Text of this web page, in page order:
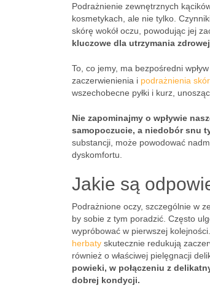
Podrażnienie zewnętrznych
kosmetykach, ale nie tylko.
skórę wokół oczu, powodując jej
kluczowe dla utrzymania
To, co jemy, ma bezpośredni
zaczerwienienia i podrażnienia
wszechobecne pyłki i kurz,
Nie zapominajmy o wpływie
samopoczucie, a niedobór snu
substancji, może powodować
dyskomfortu.
Jakie są
Podrażnione oczy, szczególnie w
by sobie z tym poradzić. Często
wypróbować w pierwszej
herbaty skutecznie redukują
również o właściwej pielęgnacji
powieki, w połączeniu z
dobrej kondycji.